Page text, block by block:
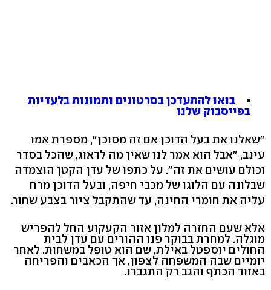
בואו להתעדכן בסרטונים ותמונות בלעדיות
בפייסבוק שלנו
"שאלנו את בעל הדוכן אם זה מסוכן", מספרת אמו
עינב, "אבל הוא אמר לנו שאין מה לדאוג, שהכל בסדר
וכולם עושים את זה". על כתפו של עדן הקטן הוצמדה
שבלונה עם הלוגו של מכבי חיפה, ובעל הדוכן מרח
עליה את חומרי החינה, עד שהתקבל ציור בצבע שחור.
אלא שעם החזרה למלון אזור הקעקוע החל להפריש
מוגלה. למחרת בבוקר פנו ההורים עם עדן לבית
החולים יוספטל באילת, שם הוא טופל במשחות. לאחר
יומיים שבה המשפחה לצפון, אך הכאבים והפריחה
באזור הכתף והגב רק התגברו.